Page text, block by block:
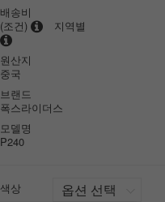
배송비
(조건)
지역별
원산지
중국
브랜드
폭스라이더스
모델명
P240
색상